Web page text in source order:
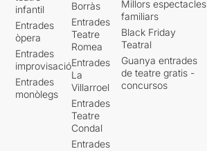
infantil
Entrades
òpera
Entrades
improvisació
Entrades
monòlegs
Borràs
Entrades
Teatre
Romea
Entrades
La
Villarroel
Entrades
Teatre
Condal
Entrades
Millors espectacles
familiars
Black Friday
Teatral
Guanya entrades
de teatre gratis -
concursos